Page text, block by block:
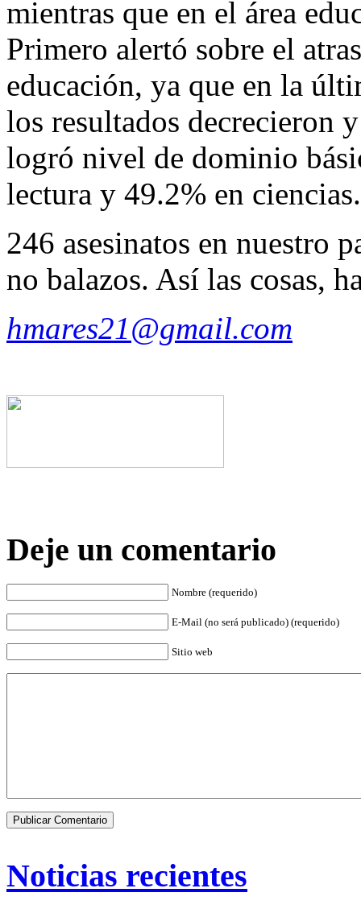
mientras que en el área
Primero alertó sobre el
educación, ya que en la
los resultados decrecieron
logró nivel de dominio
lectura y 49.2% en ciencias.
246 asesinatos en nuestro
no balazos. Así las cosas,
hmares21@gmail.com
Deje un comentario
Nombre (requerido)
E-Mail (no será publicado) (requerido)
Sitio web
Noticias recientes